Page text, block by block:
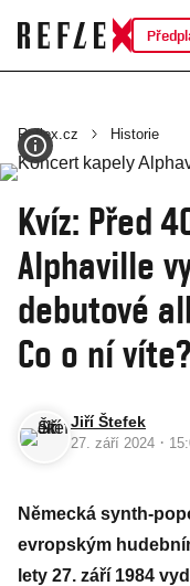
Reflex.cz Historie
Kvíz: Před
Alphaville
debutové
Co o ní víte?
Jiří Štefek
27. září 2024 ·
Německá synth-
evropským
lety 27. září 1984